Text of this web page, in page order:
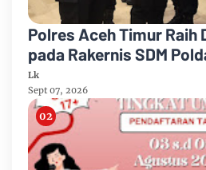
Polres Aceh Timur Raih
pada Rakernis SDM
Lk
Sept 07, 2026